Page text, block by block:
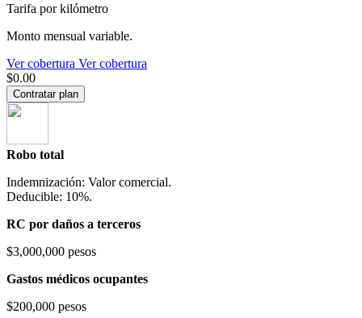
Tarifa por kilómetro
Monto mensual variable.
Ver cobertura Ver cobertura
$0.00
Contratar plan
Robo total
Indemnización: Valor comercial.
Deducible: 10%.
RC por daños a terceros
$3,000,000 pesos
Gastos médicos ocupantes
$200,000 pesos